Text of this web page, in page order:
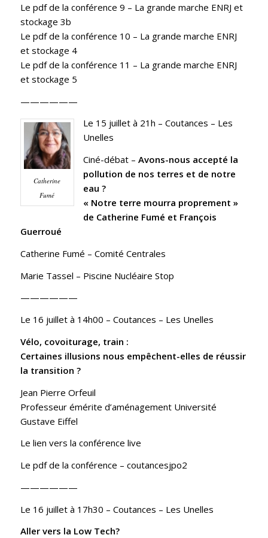
Le pdf de la conférence 9 – La grande marche ENRJ et
stockage 3b
Le pdf de la conférence 10 – La grande marche ENRJ
et stockage 4
Le pdf de la conférence 11 – La grande marche ENRJ
et stockage 5
——————
Catherine
Fumé
Le 15 juillet à 21h – Coutances – Les
Unelles
Ciné-débat – Avons-nous accepté la
pollution de nos terres et de notre
eau ?
« Notre terre mourra proprement »
de Catherine Fumé et François
Guerroué
Catherine Fumé – Comité Centrales
Marie Tassel – Piscine Nucléaire Stop
——————
Le 16 juillet à 14h00 – Coutances – Les Unelles
Vélo, covoiturage, train :
Certaines illusions nous empêchent-elles de réussir
la transition ?
Jean Pierre Orfeuil
Professeur émérite d’aménagement Université
Gustave Eiffel
Le lien vers la conférence live
Le pdf de la conférence – coutancesjpo2
——————
Le 16 juillet à 17h30 – Coutances – Les Unelles
Aller vers la Low Tech?